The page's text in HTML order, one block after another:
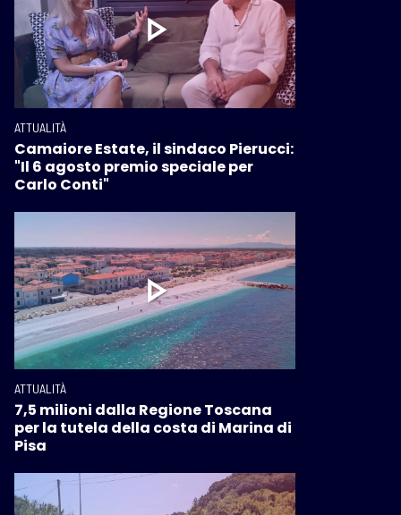
ATTUALITÀ
Camaiore Estate, il sindaco Pierucci:
"Il 6 agosto premio speciale per
Carlo Conti"
ATTUALITÀ
7,5 milioni dalla Regione Toscana
per la tutela della costa di Marina di
Pisa